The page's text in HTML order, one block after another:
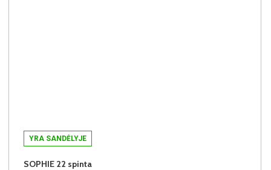
YRA SANDĖLYJE
SOPHIE 22 spinta